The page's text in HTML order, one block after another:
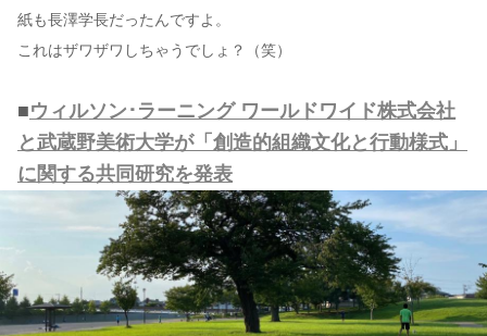
紙も長澤学長だったんですよ。
これはザワザワしちゃうでしょ？（笑）
■ウィルソン･ラーニング ワールドワイド株式会社
と武蔵野美術大学が「創造的組織文化と行動様式」
に関する共同研究を発表